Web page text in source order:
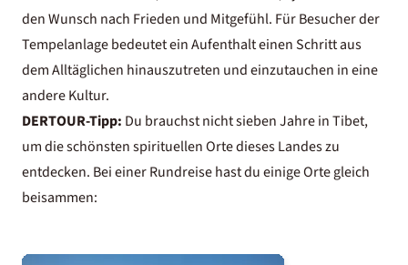
den Wunsch nach Frieden und Mitgefühl. Für Besucher der
Tempelanlage bedeutet ein Aufenthalt einen Schritt aus
dem Alltäglichen hinauszutreten und einzutauchen in eine
andere Kultur.
DERTOUR-Tipp: Du brauchst nicht sieben Jahre in Tibet,
um die schönsten spirituellen Orte dieses Landes zu
entdecken. Bei einer Rundreise hast du einige Orte gleich
beisammen: